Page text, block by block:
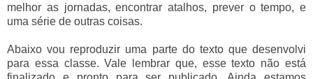
melhor as jornadas, encontrar atalhos, prever o tempo, e
uma série de outras coisas.
Abaixo vou reproduzir uma parte do texto que desenvolvi
para essa classe. Vale lembrar que, esse texto não está